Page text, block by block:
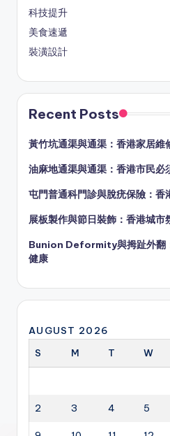
科技提升
美食速遞
裝潢設計
Recent Posts
黃竹坑通渠與通渠：香港家居維
油麻地通渠與通渠：香港市民必
屯門普通科門診與脫疣保險：香
展板製作與節日裝飾：香港城市
Bunion Deformity與拇趾外翻
健康
AUGUST 2026
S
M T W
2 3 4 5